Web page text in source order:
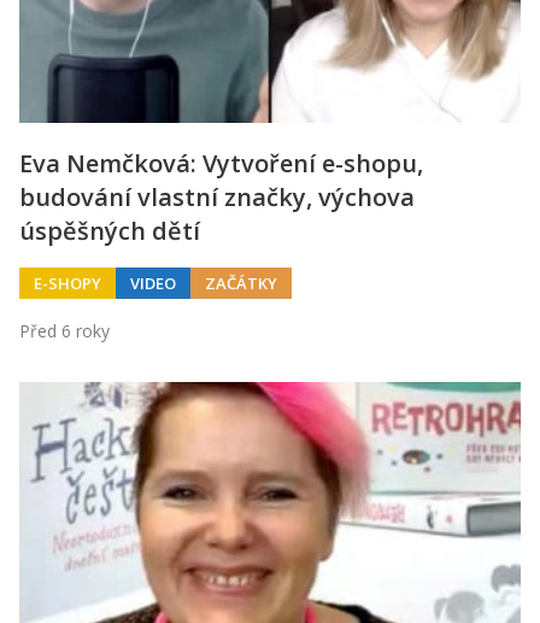
Eva Nemčková: Vytvoření e-shopu,
budování vlastní značky, výchova
úspěšných dětí
E-SHOPY VIDEO ZAČÁTKY
Před 6 roky